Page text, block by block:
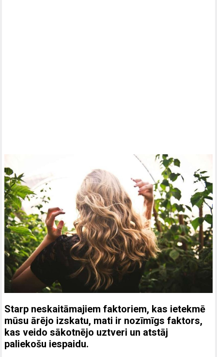
Starp neskaitāmajiem faktoriem, kas ietekmē
mūsu ārējo izskatu, mati ir nozīmīgs faktors,
kas veido sākotnējo uztveri un atstāj
paliekošu iespaidu.